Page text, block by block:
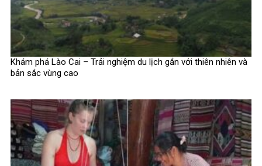
Khám phá Lào Cai – Trải nghiệm du lịch gắn với thiên nhiên và
bản sắc vùng cao